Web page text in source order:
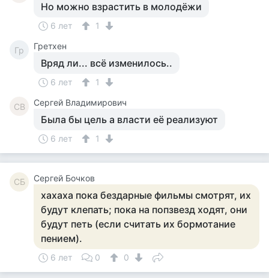
Но можно взрастить в молодёжи
6 лет 1
Гр Гретхен
Вряд ли... всё изменилось..
6 лет 1
СВ Сергей Владимирович
Была бы цель а власти её реализуют
6 лет 1
СБ Сергей Бочков
хахаха пока бездарные фильмы смотрят, их
будут клепать; пока на попзвезд ходят, они
будут петь (если считать их бормотание
пением).
6 лет 0 0